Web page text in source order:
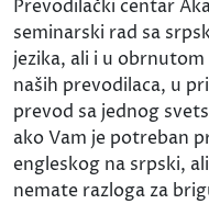
Prevodilački centar
seminarski rad sa
jezika, ali i u
naših prevodilaca, u
prevod sa jednog
ako Vam je potreban
engleskog na srpski,
nemate razloga za